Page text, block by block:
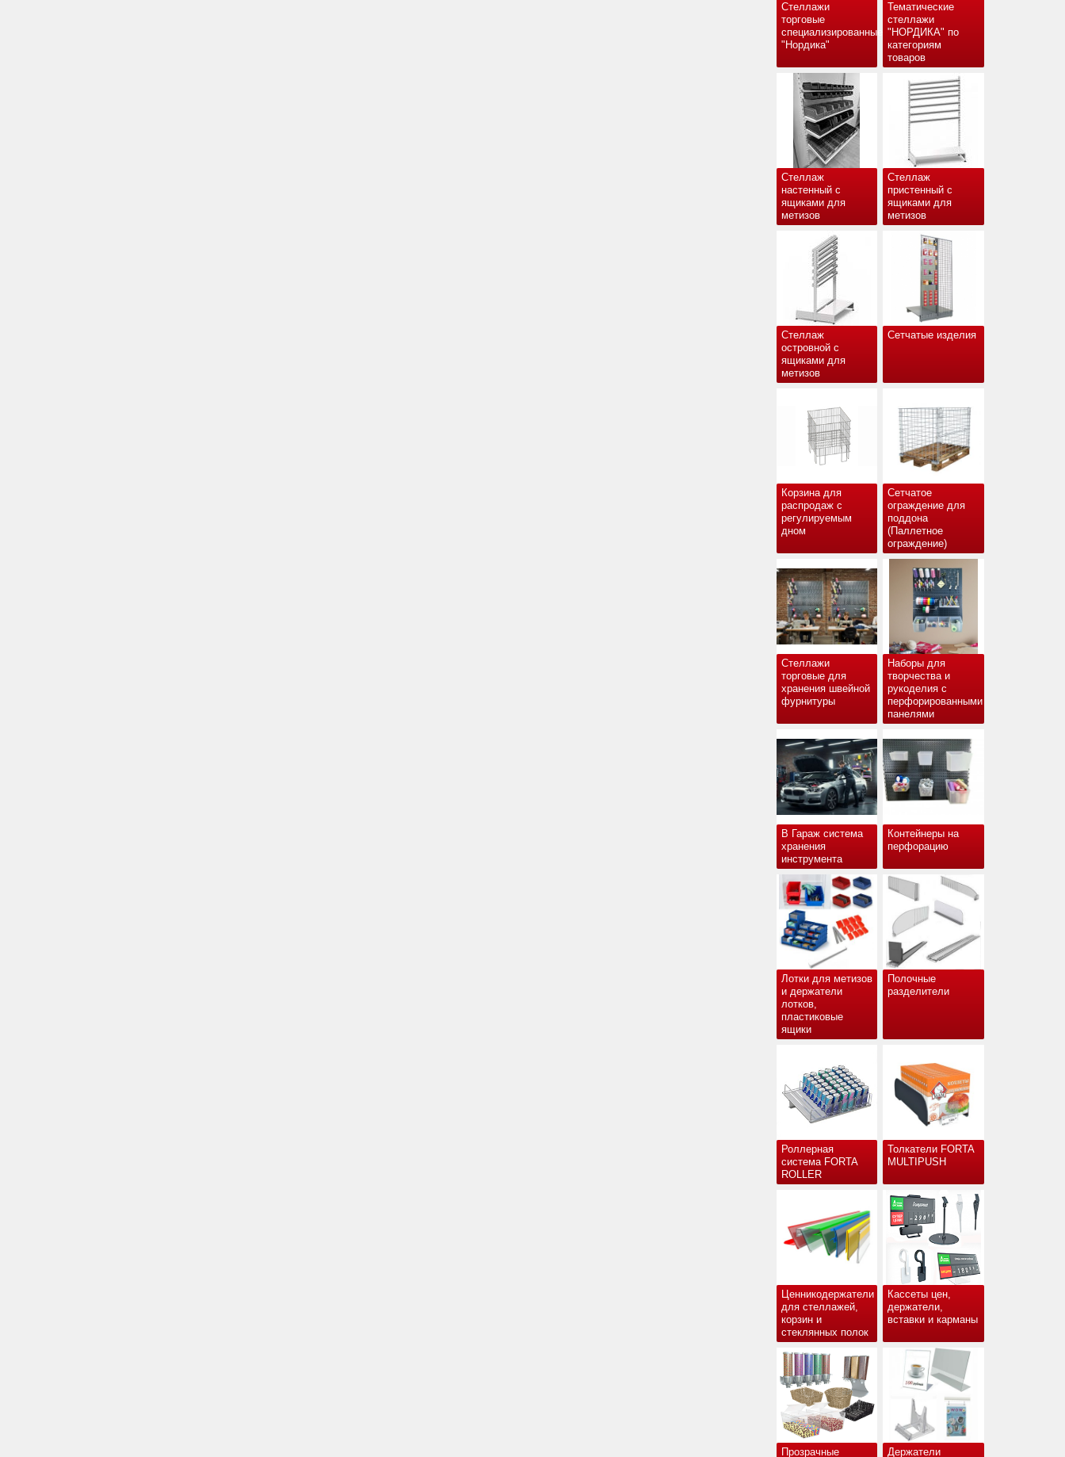
Стеллажи
торговые
специализированные
"Нордика"
Тематические
стеллажи
"НОРДИКА" по
категориям
товаров
Стеллаж
настенный с
ящиками для
метизов
Стеллаж
пристенный с
ящиками для
метизов
Стеллаж
островной с
ящиками для
метизов
Сетчатые изделия
Корзина для
распродаж с
регулируемым
дном
Сетчатое
ограждение для
поддона
(Паллетное
ограждение)
Стеллажи
торговые для
хранения швейной
фурнитуры
Наборы для
творчества и
рукоделия с
перфорированными
панелями
В Гараж система
хранения
инструмента
Контейнеры на
перфорацию
Лотки для метизов
и держатели
лотков,
пластиковые
ящики
Полочные
разделители
Роллерная
система FORTA
ROLLER
Толкатели FORTA
MULTIPUSH
Ценникодержатели
для стеллажей,
корзин и
стеклянных полок
Кассеты цен,
держатели,
вставки и карманы
Прозрачные Держатели